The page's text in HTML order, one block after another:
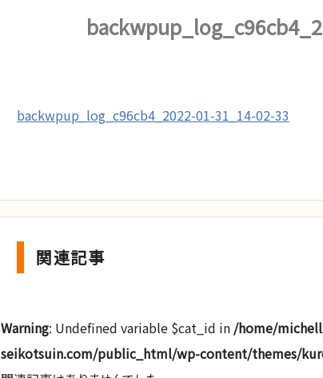
backwpup_log_c96cb4_2022-01-31_14-02-33
関連記事
Warning: Undefined variable $cat_id in /home/
seikotsuin.com/public_html/wp-content/themes/